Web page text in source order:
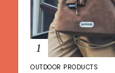
1
OUTDOOR PRODUCTS